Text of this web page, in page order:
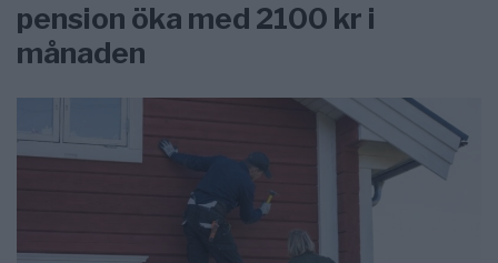
pension öka med 2100 kr i
månaden